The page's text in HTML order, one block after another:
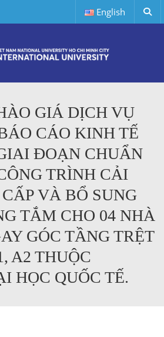
English
GIÁ DỊCH VỤ
CÁO KINH TẾ
ĐOẠN CHUẨN
TRÌNH CẢI
VÀ BỔ SUNG
TẮM CHO 04 NHÀ
GÓC TẦNG TRỆT
A2 THUỘC
HỌC QUỐC TẾ.